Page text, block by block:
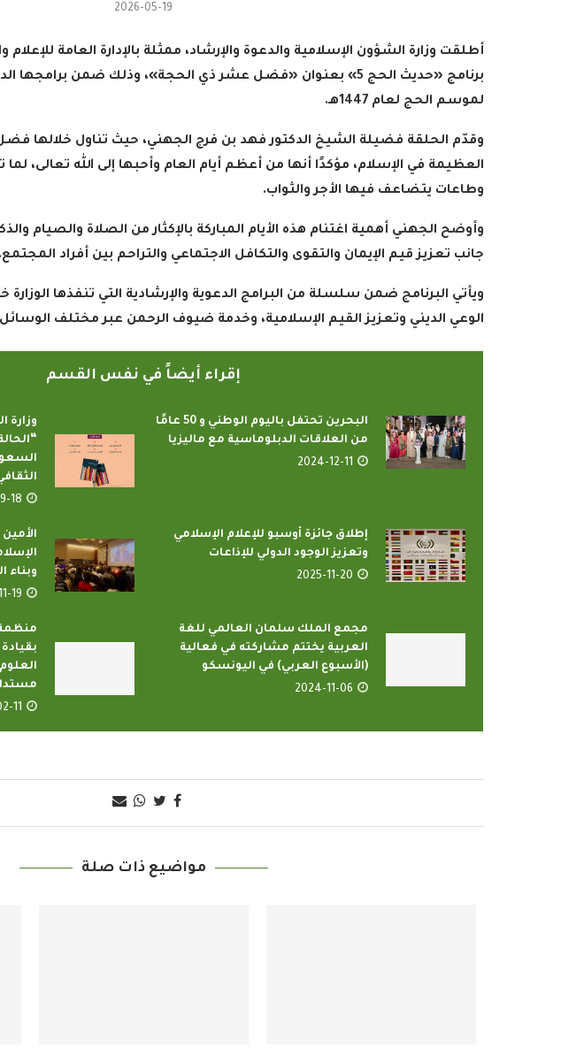
2026-05-19
أطلقت وزارة الشؤون الإسلامية والدعوة والإرشاد، ممثلة بالإدارة العامة
برنامج «حديث الحج 5» بعنوان «فضل عشر ذي الحجة»، وذلك ضمن
لموسم الحج لعام 1447هـ
.
وقدّم الحلقة فضيلة الشيخ الدكتور فهد بن فرج الجهني، حيث تناول خلالها
العظيمة في الإسلام، مؤكدًا أنها من أعظم أيام العام وأحبها إلى الله تعالى،
وطاعات يتضاعف فيها الأجر والثواب.
وأوضح الجهني أهمية اغتنام هذه الأيام المباركة بالإكثار من الصلاة والصيام
جانب تعزيز قيم الإيمان والتقوى والتكافل الاجتماعي والتراحم بين أفراد المجتمع.
ويأتي البرنامج ضمن سلسلة من البرامج الدعوية والإرشادية التي تنفذها
الوعي الديني وتعزيز القيم الإسلامية، وخدمة ضيوف الرحمن عبر مختلف الوسائل
إقراء أيضاً في نفس القسم
البحرين تحتفل باليوم الوطني و 50 عامًا
من العلاقات الدبلوماسية مع ماليزيا
2024-12-11
وزارة
18
إطلاق جائزة أوسبو للإعلام الإسلامي
وتعزيز الوجود الدولي للإذاعات
2025-11-20
وبناء
19
مجمع الملك سلمان العالمي للغة
العربية يختتم مشاركته في فعالية
(الأسبوع العربي) في اليونسكو
2024-11-06
منظمة
11
مواضيع ذات صلة
2022-04-12
أمين عام منظمة التعاون الإسلامي
2022-04-12